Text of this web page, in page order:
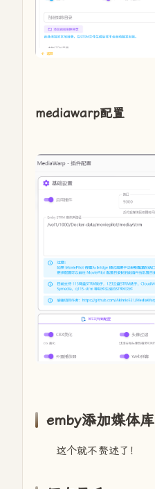
mediawarp配置
emby添加媒体库
这个就不赘述了！